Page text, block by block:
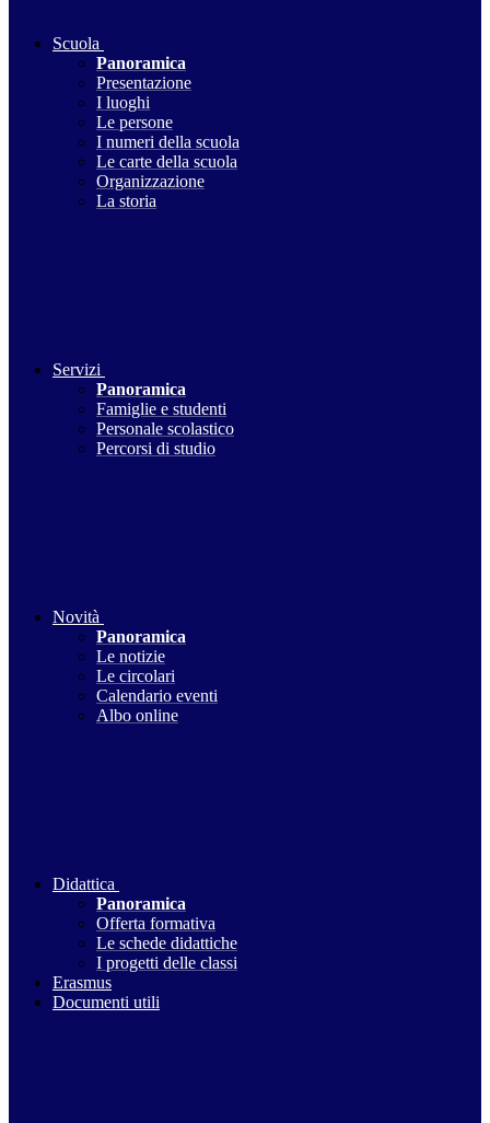
Scuola
Panoramica
Presentazione
I luoghi
Le persone
I numeri della scuola
Le carte della scuola
Organizzazione
La storia
Servizi
Panoramica
Famiglie e studenti
Personale scolastico
Percorsi di studio
Novità
Panoramica
Le notizie
Le circolari
Calendario eventi
Albo online
Didattica
Panoramica
Offerta formativa
Le schede didattiche
I progetti delle classi
Erasmus
Documenti utili